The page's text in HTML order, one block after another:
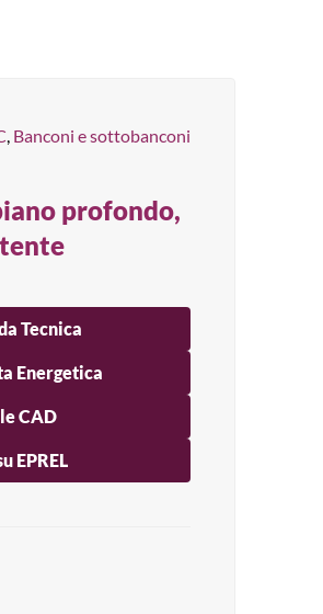
, Banconi e sottobanconi
profondo,
Tecnica
Energetica
CAD
EPREL